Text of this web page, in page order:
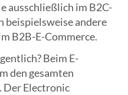
ausschließlich im B2C-
beispielsweise andere
B2B-E-Commerce.
Beim E-
den gesamten
Der Electronic